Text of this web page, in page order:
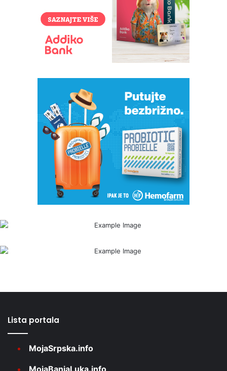
Lista portala
MojaSrpska.info
MojaBanjaLuka.info